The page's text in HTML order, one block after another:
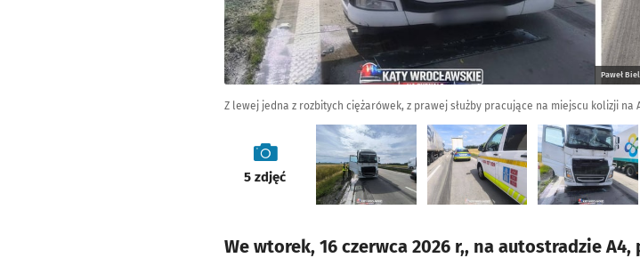
Paweł
Z lewej jedna z rozbitych ciężarówek, z prawej służby pracujące na miejscu kolizji na
galeria
5 zdjęć
We wtorek, 16 czerwca 2026 r,, na autostradzie